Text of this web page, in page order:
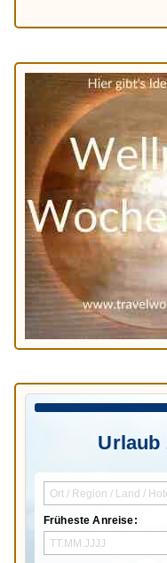
Urlaub
Früheste Anreise: